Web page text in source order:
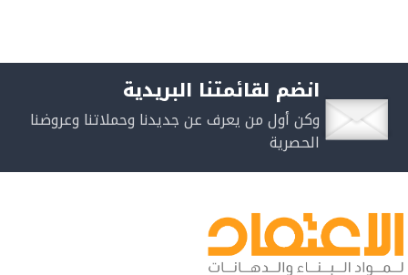
انضم لقائمتنا البريدية
وكن أول من يعرف عن جديدنا وحملاتنا وعروضنا
الحصرية